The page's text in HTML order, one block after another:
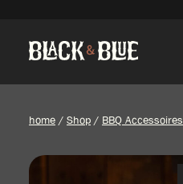
home / Shop / BBQ Accessoires